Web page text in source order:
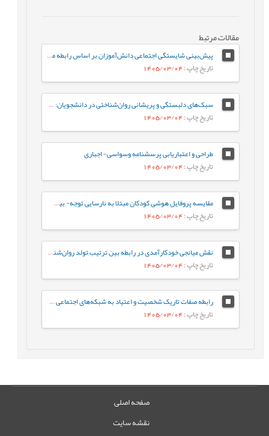
مقالات مرتبط
پیش‌بینی شایستگی اجتماعی دانش‌آموزان بر اساس رابطه معلم-دانش‌آموز و احساس تعلق به مدرسه: نقش واسطه‌ای تنظیم رفتاری هیجان
تاریخ چاپ: 1405/03/04
سبک‌های دلبستگی و پریشانی روان‌شناختی در دانشجویان: نقش واسطه‌ای تنظیم هیجان بین فردی
تاریخ چاپ: 1405/03/04
طراحی و اعتباریابی پرسشنامه وسواسی- اجباری
تاریخ چاپ: 1405/03/04
مقایسه پروفایل هوشی کودکان مبتلا به نارسایی توجه- بیش‌فعالی با کودکان عادی براساس شاخص‌های جانبی و مکمل آزمون WISC-V
تاریخ چاپ: 1405/03/04
نقش میانجی خودکارآمدی در رابطه‌ بین ترتیب تولد روان‌شناختی و جوخانواده با رفتارهای جامعه پسند در دانشجویان
تاریخ چاپ: 1405/03/04
رابطه صفات تاریک شخصیت و اعتیاد به شبکه‌های اجتماعی مجازی با نقش میانجی سبک‌های مقابله‌ای
تاریخ چاپ: 1405/03/04
صفحه اصلی
نقشه سایت